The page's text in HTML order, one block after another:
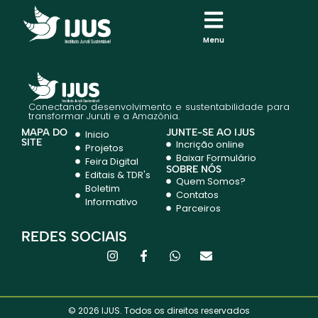
Menu
Conectando desenvolvimento e sustentabilidade para
transformar Juruti e a Amazônia.
MAPA DO
SITE
Inicio
Projetos
Feira Digital
Editais & TDR's
Boletim
Informativo
JUNTE-SE AO IJUS
Incrição online
Baixar Formulário
SOBRE NÓS
Quem Somos?
Contatos
Parceiros
REDES SOCIAIS
© 2026 IJUS. Todos os direitos reservados